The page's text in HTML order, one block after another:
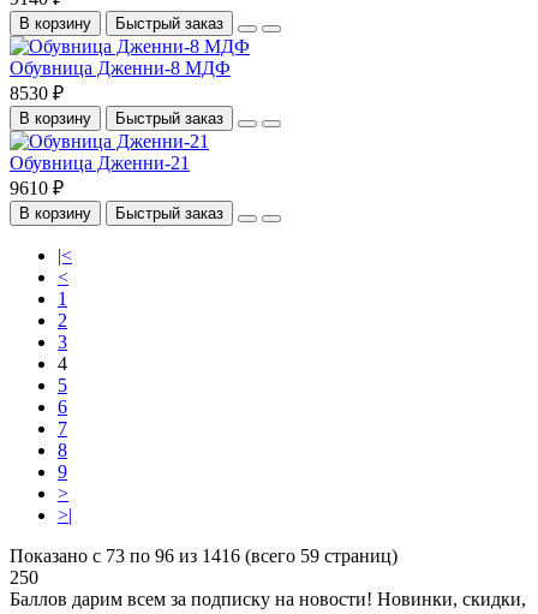
В корзину Быстрый заказ
Обувница Дженни-8 МДФ
8530 ₽
В корзину Быстрый заказ
Обувница Дженни-21
9610 ₽
В корзину Быстрый заказ
|<
<
1
2
3
4
5
6
7
8
9
>
>|
Показано с 73 по 96 из 1416 (всего 59 страниц)
250
Баллов дарим всем за подписку на новости! Новинки, скидки,